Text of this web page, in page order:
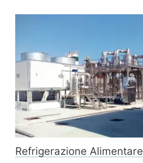
Refrigerazione Alimentare